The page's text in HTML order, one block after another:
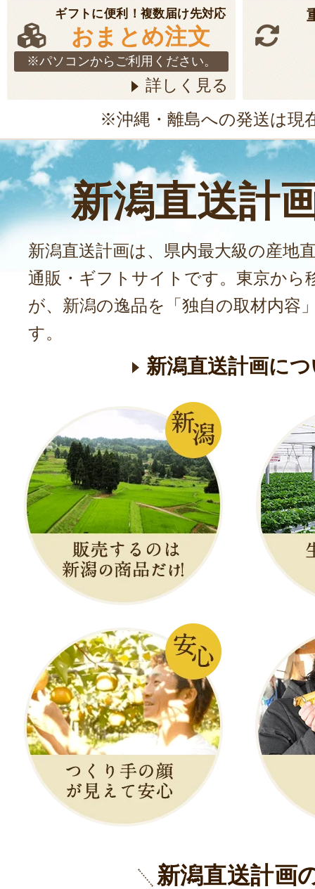
ギフトに便利！複数届け先対応
おまとめ注文
※パソコンからご利用ください。
詳しく見る
※沖縄・離島への発送は現
新潟直送計
新潟直送計画は、県内最大級の産地
通販・ギフトサイトです。東京から
が、新潟の逸品を「独自の取材内容
す。
新潟直送計画に
新潟直送計画